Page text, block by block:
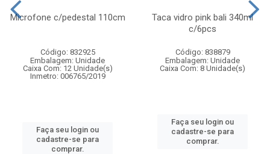
Microfone c/pedestal 110cm
Código: 832925
Embalagem: Unidade
Caixa Com: 12 Unidade(s)
Inmetro: 006765/2019
Faça seu login ou
cadastre-se para
comprar.
Taca vidro pink bali 340ml
c/6pcs
Código: 838879
Embalagem: Unidade
Caixa Com: 8 Unidade(s)
Faça seu login ou
cadastre-se para
comprar.